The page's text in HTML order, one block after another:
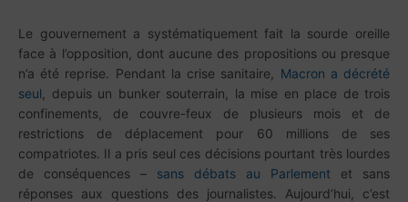
Le gouvernement a systématiquement fait la sourde oreille
face à l’opposition, dont aucune des propositions ou presque
n’a été reprise. Pendant la crise sanitaire, Macron a décrété
seul , depuis un bunker souterrain, la mise en place de trois
confinements, de couvre-feux de plusieurs mois et de
restrictions de déplacement pour 60 millions de ses
compatriotes. Il a pris seul ces décisions pourtant très lourdes
de conséquences – sans débats au Parlement et sans
réponses aux questions des journalistes. Aujourd’hui, c’est